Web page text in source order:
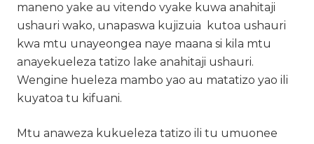
maneno yake au vitendo vyake kuwa anahitaji
ushauri wako, unapaswa kujizuia kutoa ushauri
kwa mtu unayeongea naye maana si kila mtu
anayekueleza tatizo lake anahitaji ushauri.
Wengine hueleza mambo yao au matatizo yao ili
kuyatoa tu kifuani.
Mtu anaweza kukueleza tatizo ili tu umuonee